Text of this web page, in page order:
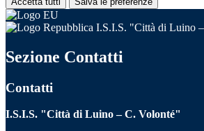
I.S.I.S. "Città di Luino
Sezione Contatti
Contatti
I.S.I.S. "Città di Luino – C. Volonté"